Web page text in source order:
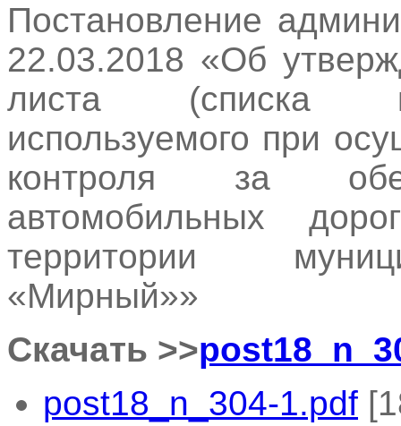
Постановление
22.03.2018 «Об
листа (списка
используемого при
контроля за
автомобильных
территории
«Мирный»»
Скачать >>
post18_n_304-1.pdf